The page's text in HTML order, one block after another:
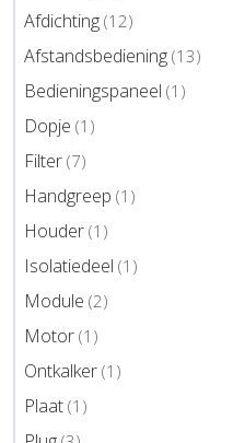
Afdichting (12)
Afstandsbediening (13)
Bedieningspaneel (1)
Dopje (1)
Filter (7)
Handgreep (1)
Houder (1)
Isolatiedeel (1)
Module (2)
Motor (1)
Ontkalker (1)
Plaat (1)